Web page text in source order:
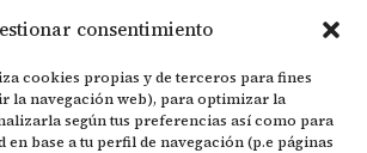
consentimiento
cookies propias y de terceros para fines
la navegación web), para optimizar la
según tus preferencias así como para
base a tu perfil de navegación (p.e páginas